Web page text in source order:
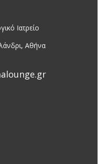
Ιατρείο
Αθήνα